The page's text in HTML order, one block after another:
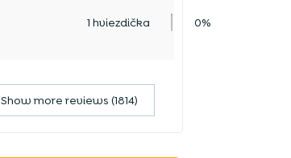
1 hviezdička 0%
Show more reviews (1814)